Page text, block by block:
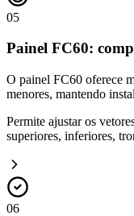
05
Painel FC60:
O painel FC60 oferece
menores, mantendo
Permite ajustar os
superiores, inferiores,
06